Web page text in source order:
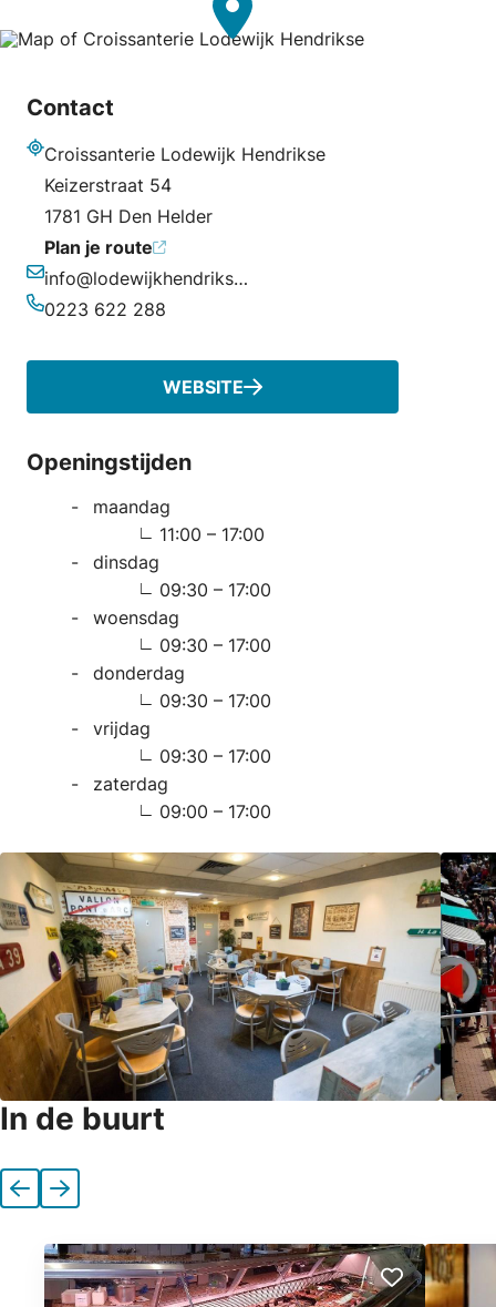
Contact
Croissanterie Lodewijk Hendrikse
Keizerstraat 54
1781 GH Den Helder
Plan je route
E-mailadres
info@lodewijkhendrikse.nl
0223 622 288
WEBSITE
Openingstijden
maandag
11:00 – 17:00
dinsdag
09:30 – 17:00
woensdag
09:30 – 17:00
donderdag
09:30 – 17:00
vrijdag
09:30 – 17:00
zaterdag
09:00 – 17:00
In de buurt
VorigeVolgende